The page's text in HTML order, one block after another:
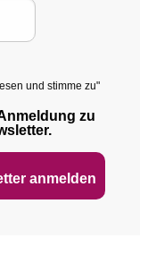
und stimme zu"
zu
anmelden